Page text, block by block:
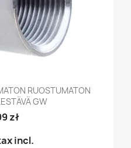
RUOSTUMATON
GW
zł
incl.